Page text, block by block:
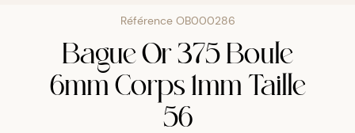
Référence OB000286
Bague Or 375 Boule
6mm Corps 1mm Taille
56